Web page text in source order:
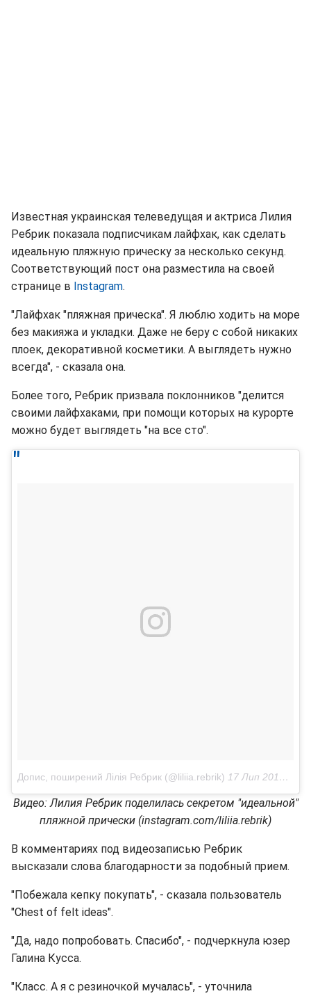
Известная украинская телеведущая и актриса Лилия
Ребрик показала подписчикам лайфхак, как сделать
идеальную пляжную прическу за несколько секунд.
Соответствующий пост она разместила на своей
странице в Instagram.
"Лайфхак "пляжная прическа". Я люблю ходить на море
без макияжа и укладки. Даже не беру с собой никаких
плоек, декоративной косметики. А выглядеть нужно
всегда", - сказала она.
Более того, Ребрик призвала поклонников "делится
своими лайфхаками, при помощи которых на курорте
можно будет выглядеть "на все сто".
Допис, поширений Лілія Ребрик (@liliia.rebrik) 17 Лип 2018 р. о 3:57 PDT
Видео: Лилия Ребрик поделилась секретом "идеальной"
пляжной прически (instagram.com/liliia.rebrik)
В комментариях под видеозаписью Ребрик
высказали слова благодарности за подобный прием.
"Побежала кепку покупать", - сказала пользователь
"Chest of felt ideas".
"Да, надо попробовать. Спасибо", - подчеркнула юзер
Галина Кусса.
"Класс. А я с резиночкой мучалась", - уточнила